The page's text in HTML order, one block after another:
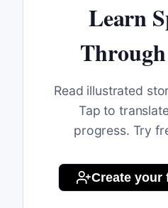
Learn
Read illustrated
Tap to
progress. Try
Create your